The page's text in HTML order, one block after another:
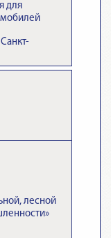
для
лесной